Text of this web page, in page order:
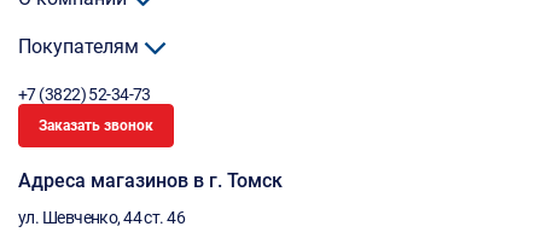
Покупателям
+7 (3822) 52-34-73
Заказать звонок
Адреса магазинов в г. Томск
ул. Шевченко, 44 ст. 46